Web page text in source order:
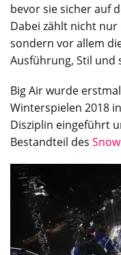
bevor sie sicher auf
Dabei zählt nicht nur
sondern vor allem
Ausführung, Stil und
Big Air wurde
Winterspielen 2018
Disziplin eingeführt
Bestandteil des